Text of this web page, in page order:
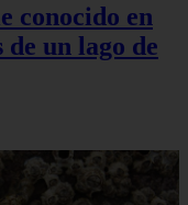
conocido en
de un lago de